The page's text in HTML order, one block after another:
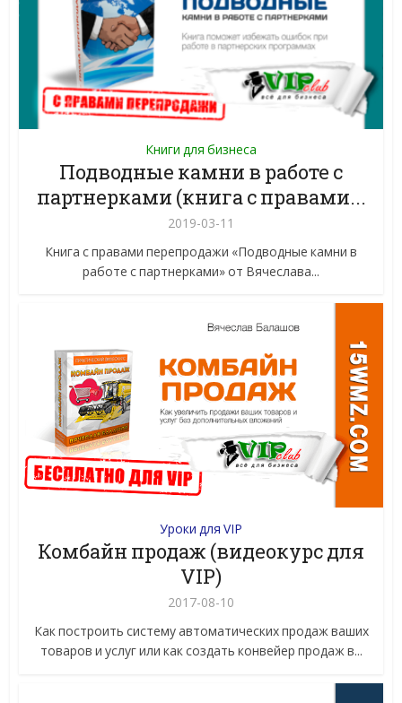
Книги для бизнеса
Подводные камни в работе с
партнерками (книга с правами...
2019-03-11
Книга с правами перепродажи «Подводные камни в
работе с партнерками» от Вячеслава...
Уроки для VIP
Комбайн продаж (видеокурс для
VIP)
2017-08-10
Как построить систему автоматических продаж ваших
товаров и услуг или как создать конвейер продаж в...